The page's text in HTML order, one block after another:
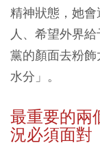
精神狀態，她
人、希望外界
黨的顏面去粉
水分」。
最重要的兩
況必須面對